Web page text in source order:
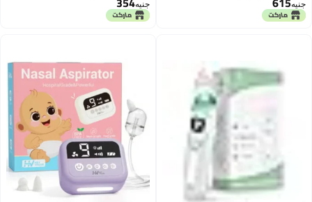
لتنظيف المخاط وتسهيل التنفس
جنيه
آمنة وسهلة الاستخدام
جنيه